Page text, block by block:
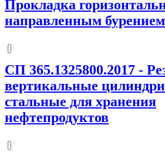
Прокладка
направленным бурением
СП 365.1325800.2017 -
вертикальные
стальные для хранения
нефтепродуктов